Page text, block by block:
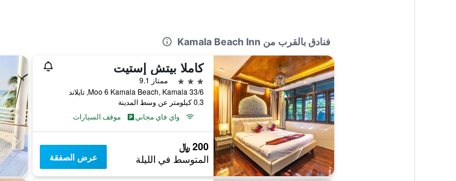
فنادق بالقرب من Kamala Beach Inn
كاملا بيتش إستيت
3 نجوم
ممتاز 9.1
33/6 Moo 6 Kamala Beach, Kamala, تايلاند
0.3 كيلومتر عن وسط المدينة
واي فاي مجاني
موقف السيارات
200 ﷼
المتوسط في الليلة عرض الصفقة